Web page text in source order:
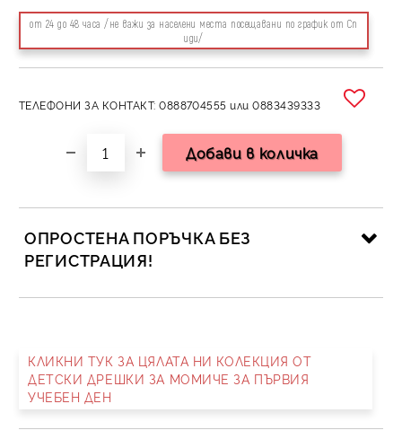
от 24 до 48 часа /не важи за населени места посещавани по график от Сп
иди/
ТЕЛЕФОНИ ЗА КОНТАКТ: 0888704555 или 0883439333
ОПРОСТЕНА ПОРЪЧКА БЕЗ
РЕГИСТРАЦИЯ!
Съгласен съм с
Ние ще се свържем с вас в рамките на работния ден.
КЛИКНИ ТУК ЗА ЦЯЛАТА НИ КОЛЕКЦИЯ ОТ
ДЕТСКИ ДРЕШКИ ЗА МОМИЧЕ ЗА ПЪРВИЯ
УЧЕБЕН ДЕН